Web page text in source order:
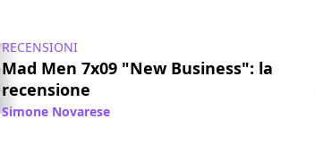
RECENSIONI
Mad Men 7x09 "New Business": la
recensione
Simone Novarese